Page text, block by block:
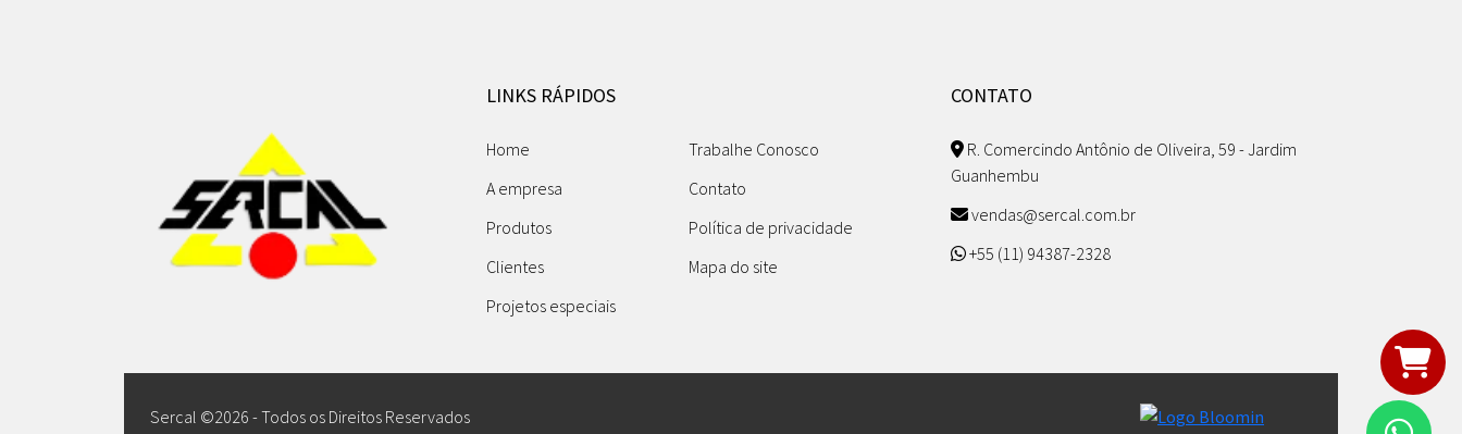
LINKS RÁPIDOS
Home
A empresa
Produtos
Clientes
Projetos especiais
Trabalhe Conosco
Contato
Política de privacidade
Mapa do site
CONTATO
R. Comercindo Antônio de Oliveira, 59 - Jardim
Guanhembu
vendas@sercal.com.br
+55 (11) 94387-2328
Sercal ©2026 - Todos os Direitos Reservados